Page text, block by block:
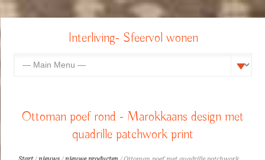
Interliving- Sfeervol wonen
Ottoman poef rond - Marokkaans design met
quadrille patchwork print